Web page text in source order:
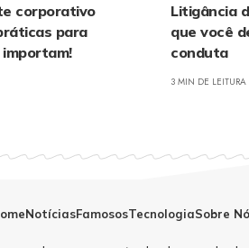
corporativo
para
Litigância
que você
conduta
3 MIN DE LEITURA
NotíciasFamososTecnologiaSobre